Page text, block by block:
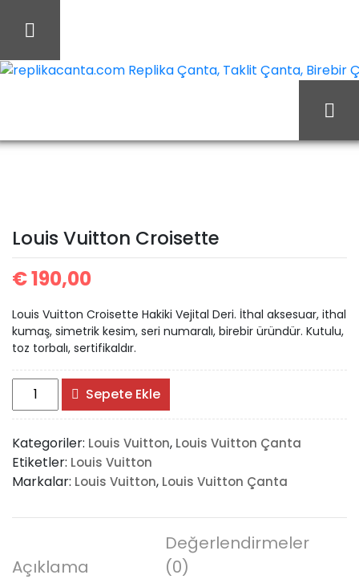
Louis Vuitton Croisette
€190,00
Louis Vuitton Croisette Hakiki Vejital Deri. İthal aksesuar, ithal
kumaş, simetrik kesim, seri numaralı, birebir üründür. Kutulu,
toz torbalı, sertifikaldır.
Louis
Vuitton
Croisette
adet
Sepete Ekle
Kategoriler: Louis Vuitton, Louis Vuitton Çanta
Etiketler: Louis Vuitton
Markalar: Louis Vuitton, Louis Vuitton Çanta
Açıklama
Değerlendirmeler
(0)